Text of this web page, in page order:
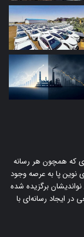
که همچون هر رسانه
نوین پا به عرصه وجود
برگزیده شده
ایجاد رسانه‌ای با